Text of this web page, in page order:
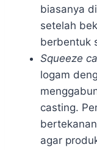
biasanya
setelah
berbentuk
Squeeze
logam
casting.
agar